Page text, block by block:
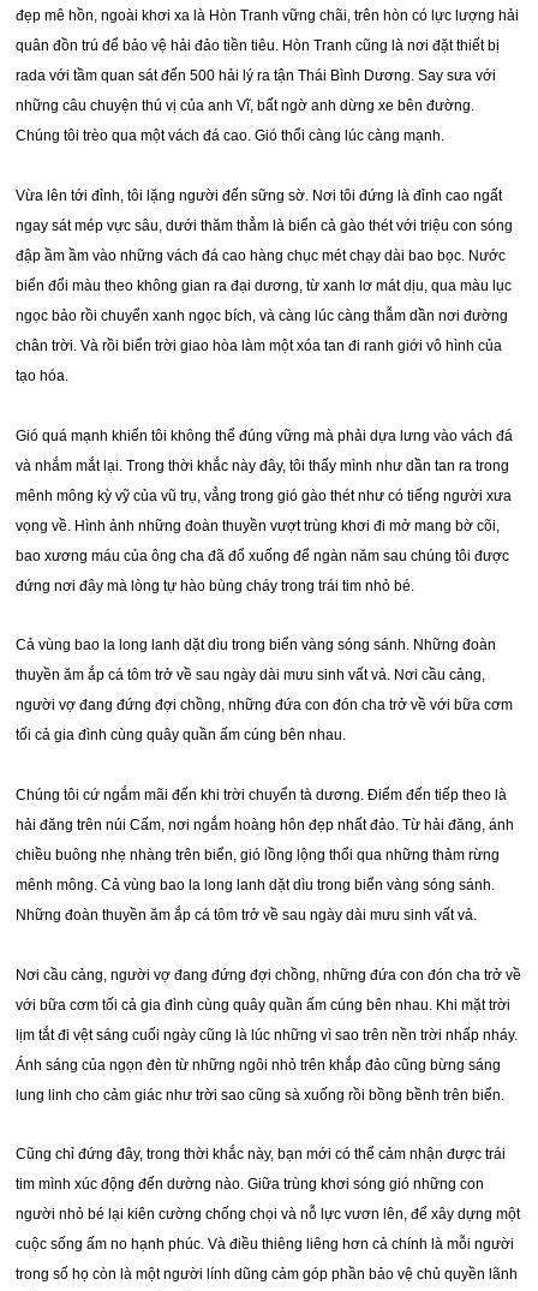
đẹp mê hồn, ngoài khơi xa là Hòn Tranh vững chãi, trên hòn có lực lượng hải
quân đồn trú để bảo vệ hải đảo tiền tiêu. Hòn Tranh cũng là nơi đặt thiết bị
rada với tầm quan sát đến 500 hải lý ra tận Thái Bình Dương. Say sưa với
những câu chuyện thú vị của anh Vĩ, bất ngờ anh dừng xe bên đường.
Chúng tôi trèo qua một vách đá cao. Gió thổi càng lúc càng mạnh.
Vừa lên tới đỉnh, tôi lặng người đến sững sờ. Nơi tôi đứng là đỉnh cao ngất
ngay sát mép vực sâu, dưới thăm thẳm là biển cả gào thét với triệu con sóng
đập ầm ầm vào những vách đá cao hàng chục mét chạy dài bao bọc. Nước
biển đổi màu theo không gian ra đại dương, từ xanh lơ mát dịu, qua màu lục
ngọc bảo rồi chuyển xanh ngọc bích, và càng lúc càng thẫm dần nơi đường
chân trời. Và rồi biển trời giao hòa làm một xóa tan đi ranh giới vô hình của
tạo hóa.
Gió quá mạnh khiến tôi không thể đúng vững mà phải dựa lưng vào vách đá
và nhắm mắt lại. Trong thời khắc này đây, tôi thấy mình như dần tan ra trong
mênh mông kỳ vỹ của vũ trụ, vẳng trong gió gào thét như có tiếng người xưa
vọng về. Hình ảnh những đoàn thuyền vượt trùng khơi đi mở mang bờ cõi,
bao xương máu của ông cha đã đổ xuống để ngàn năm sau chúng tôi được
đứng nơi đây mà lòng tự hào bùng cháy trong trái tim nhỏ bé.
Cả vùng bao la long lanh dặt dìu trong biển vàng sóng sánh. Những đoàn
thuyền ăm ắp cá tôm trở về sau ngày dài mưu sinh vất vả. Nơi cầu cảng,
người vợ đang đứng đợi chồng, những đứa con đón cha trở về với bữa cơm
tối cả gia đình cùng quây quần ấm cúng bên nhau.
Chúng tôi cứ ngắm mãi đến khi trời chuyển tà dương. Điểm đến tiếp theo là
hải đăng trên núi Cấm, nơi ngắm hoàng hôn đẹp nhất đảo. Từ hải đăng, ánh
chiều buông nhẹ nhàng trên biển, gió lồng lộng thổi qua những thảm rừng
mênh mông. Cả vùng bao la long lanh dặt dìu trong biển vàng sóng sánh.
Những đoàn thuyền ăm ắp cá tôm trở về sau ngày dài mưu sinh vất vả.
Nơi cầu cảng, người vợ đang đứng đợi chồng, những đứa con đón cha trở về
với bữa cơm tối cả gia đình cùng quây quần ấm cúng bên nhau. Khi mặt trời
lịm tắt đi vệt sáng cuối ngày cũng là lúc những vì sao trên nền trời nhấp nháy.
Ánh sáng của ngọn đèn từ những ngôi nhỏ trên khắp đảo cũng bừng sáng
lung linh cho cảm giác như trời sao cũng sà xuống rồi bồng bềnh trên biển.
Cũng chỉ đứng đây, trong thời khắc này, bạn mới có thể cảm nhận được trái
tim mình xúc động đến dường nào. Giữa trùng khơi sóng gió những con
người nhỏ bé lại kiên cường chống chọi và nỗ lực vươn lên, để xây dựng một
cuộc sống ấm no hạnh phúc. Và điều thiêng liêng hơn cả chính là mỗi người
trong số họ còn là một người lính dũng cảm góp phần bảo vệ chủ quyền lãnh